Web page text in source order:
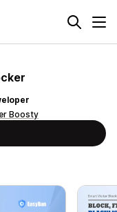
Boosty